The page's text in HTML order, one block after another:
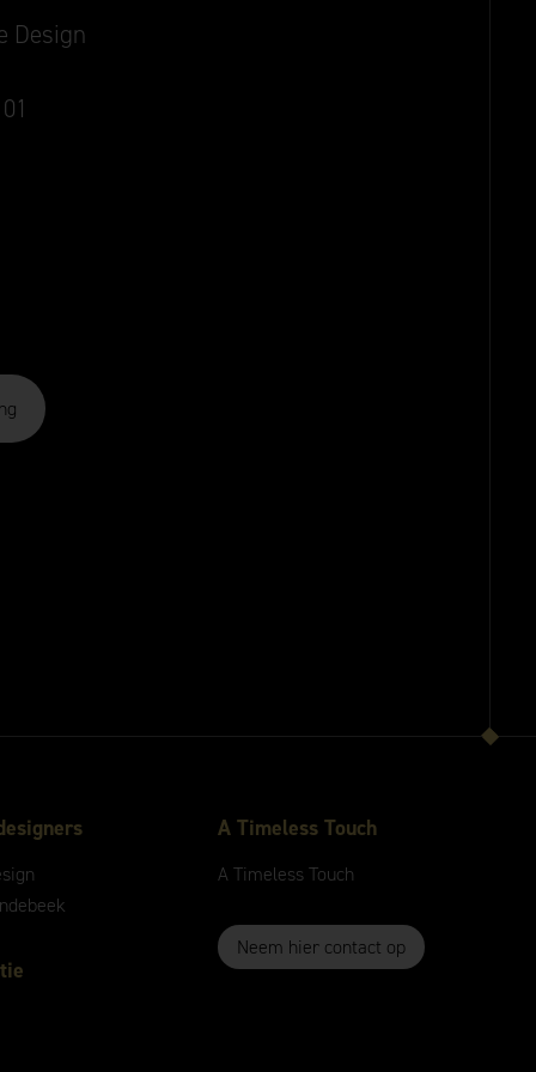
Design
A Timeless Touch
A TimelessTouch
Neem hier contact op